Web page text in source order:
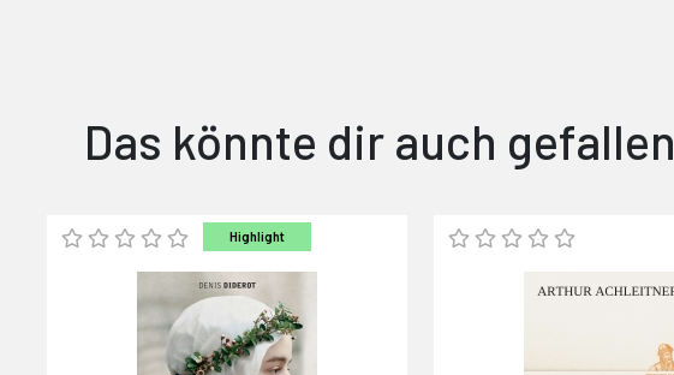
Das könnte dir auch gefallen
Highlight